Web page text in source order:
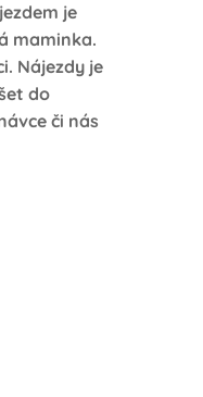
je
maminka.
Nájezdy je
do
či nás